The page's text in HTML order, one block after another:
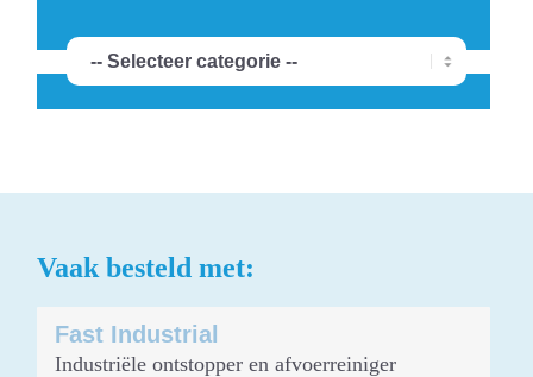
Vaak besteld met:
Andere suggesties…
Fast Industrial
Industriële ontstopper en afvoerreiniger